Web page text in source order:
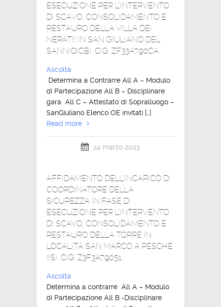
ESECUZIONE PER L’INTERVENTO
DI SCAVO, CONSOLIDAMENTO E
RESTAURO DELLA VILLA DEI
NERATII IN SAN GIULIANO DEL
SANNIO(CB). CIG: ZF33A790CA
Ascolta
Determina a Contrarre All A – Modulo
di Partecipazione All B – Disciplinare
gara All C – Attestato di Sopralluogo –
SanGiuliano Elenco OE invitati […]
Read more
24 marzo 2023
AFFIDAMENTO DELL’INCARICO DI
COORDINATORE DELLA
SICUREZZA IN FASE DI
ESECUZIONE PER L’INTERVENTO
DI SCAVO, CONSOLIDAMENTO E
RESTAURO DELLA TORRE IN
LOCALITÀ SAN MARCO A PESCHE
(IS). CIG: Z3F3A79051
Ascolta
Determina a contrarre All A – Modulo
di Partecipazione All B -Disciplinare